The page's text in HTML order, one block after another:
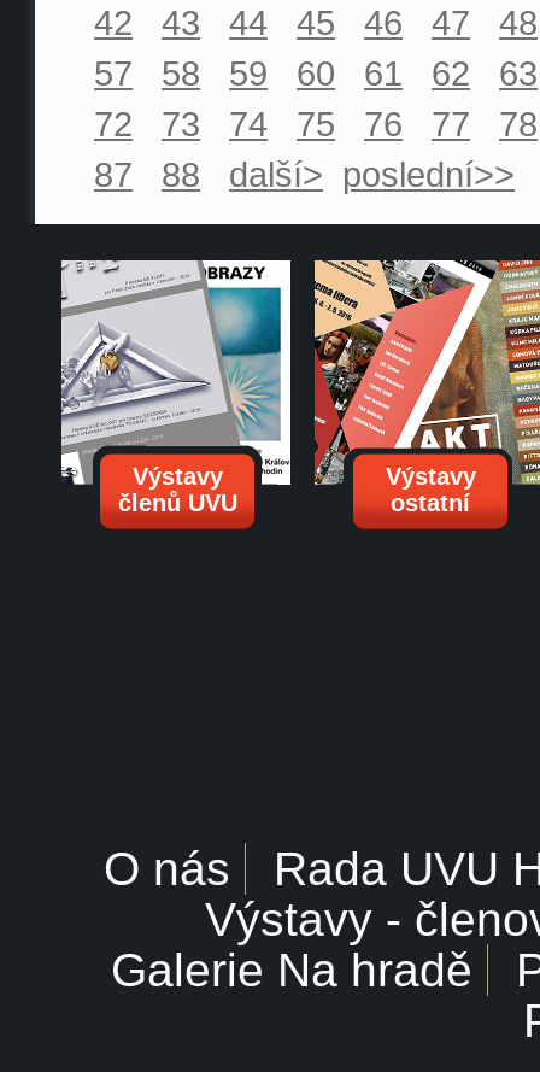
42
43 44 45 46 47
48
57
58 59 60 61 62
63
72
73 74 75 76 77
78
87
88 další> poslední>>
Výstavy
členů UVU
Výstavy
ostatní
O nás
Rada UVU
Výstavy -
Galerie Na hradě